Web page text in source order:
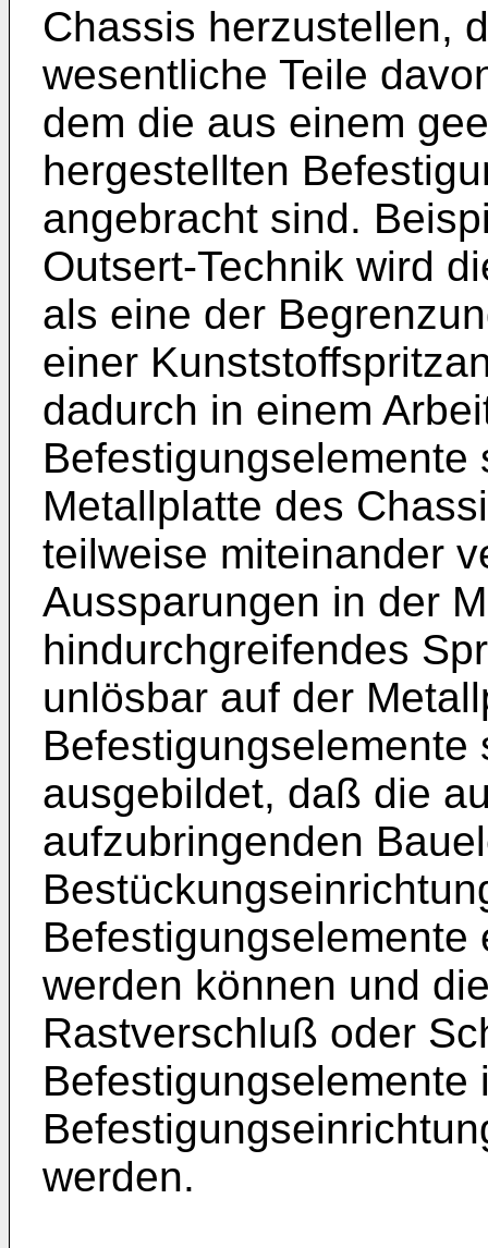
Chassis herzustellen,
wesentliche Teile
dem die aus einem
hergestellten
angebracht sind.
Outsert-Technik wird
als eine der
einer
dadurch in einem
Befestigungselemente
Metallplatte des
teilweise miteinander
Aussparungen in der
hindurchgreifendes
unlösbar auf der
ausgebildet, daß die
aufzubringenden
werden können und
Rastverschluß oder
Befestigungselemente
werden.